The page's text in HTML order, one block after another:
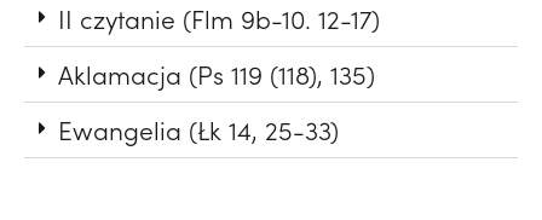
II czytanie (Flm 9b-10. 12-17)
Aklamacja (Ps 119 (118), 135)
Ewangelia (Łk 14, 25-33)